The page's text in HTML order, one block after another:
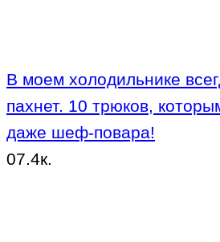
В моем холодильнике
пахнет. 10 трюков,
даже шеф-повара!
07.4к.